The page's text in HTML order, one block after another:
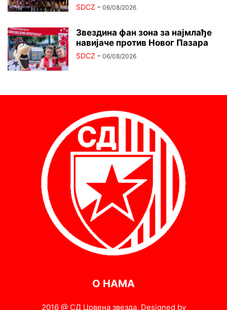
SDCZ - 06/08/2026
Звездина фан зона за најмлађе
навијаче против Новог Пазара
SDCZ - 06/08/2026
О НАМА
2016 @ СД Црвена звезда, Designed by